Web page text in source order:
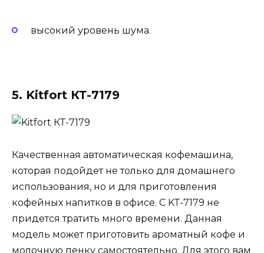
высокий уровень шума.
5. Kitfort КТ-7179
Качественная автоматическая кофемашина,
которая подойдет не только для домашнего
использования, но и для приготовления
кофейных напитков в офисе. С KT-7179 не
придется тратить много времени. Данная
модель может приготовить ароматный кофе и
молочную пенку самостоятельно. Для этого вам